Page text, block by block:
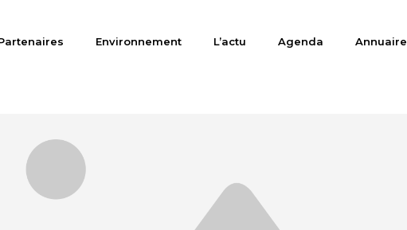
Environnement L’actu Agenda Annuaire